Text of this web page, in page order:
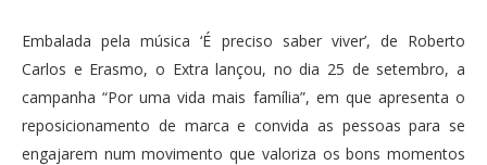
Embalada pela música ‘É preciso saber viver’, de Roberto
Carlos e Erasmo, o Extra lançou, no dia 25 de setembro, a
campanha “Por uma vida mais família”, em que apresenta o
reposicionamento de marca e convida as pessoas para se
engajarem num movimento que valoriza os bons momentos